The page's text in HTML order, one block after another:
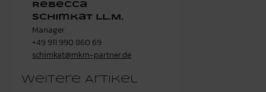
Rebecca
Schimkat LL.M.
Manager
+49 911 990 860 69
schimkat@mkm-partner.de
Weitere Artikel